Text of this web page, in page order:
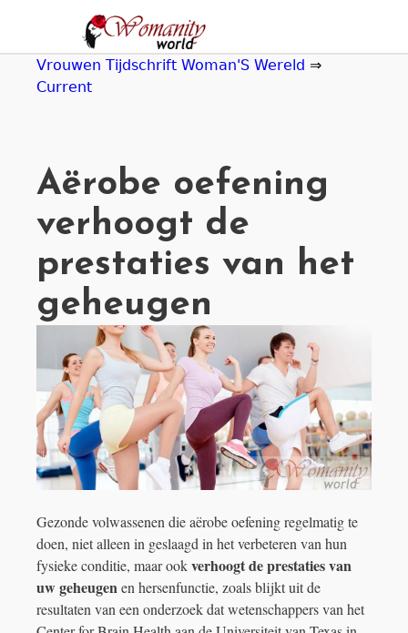
navigation
Vrouwen Tijdschrift Woman'S Wereld ⇒
Current
Aërobe oefening
verhoogt de
prestaties van het
geheugen
Gezonde volwassenen die aërobe oefening regelmatig te
doen, niet alleen in geslaagd in het verbeteren van hun
fysieke conditie, maar ookverhoogt de prestaties van
uw geheugenen hersenfunctie, zoals blijkt uit de
resultaten van een onderzoek dat wetenschappers van het